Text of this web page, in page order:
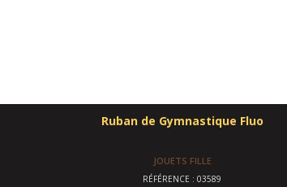
Ruban de Gymnastique Fluo
JOUETS FILLE
RÉFÉRENCE : 03589